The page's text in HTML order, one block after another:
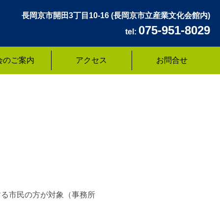
長岡京市開田3丁目10-16 (長岡京市立産業文化会館内)
tel: 075-951-8029
のご案内 アクセス お問合せ
市民の方が対象（事務所